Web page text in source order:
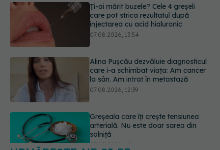
Alina Pușcău dezvăluie diagnosticul
care i-a schimbat viața: Am cancer
la sân. Am intrat în metastază
Greșeala care îți crește tensiunea
arterială. Nu este doar sarea din
solniță
PNRR: 174 de milioane de lei pentru
sănătate într-o singură săptămână.
Ce spitale primesc bani
URMĂREȘTE-NE ȘI PE: